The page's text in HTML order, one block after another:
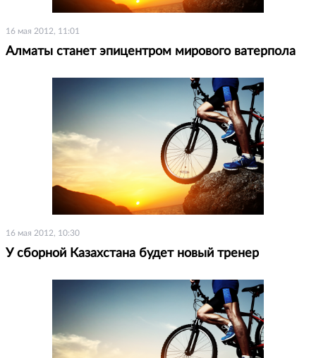
16 мая 2012, 11:01
Алматы станет эпицентром мирового ватерпола
16 мая 2012, 10:30
У сборной Казахстана будет новый тренер